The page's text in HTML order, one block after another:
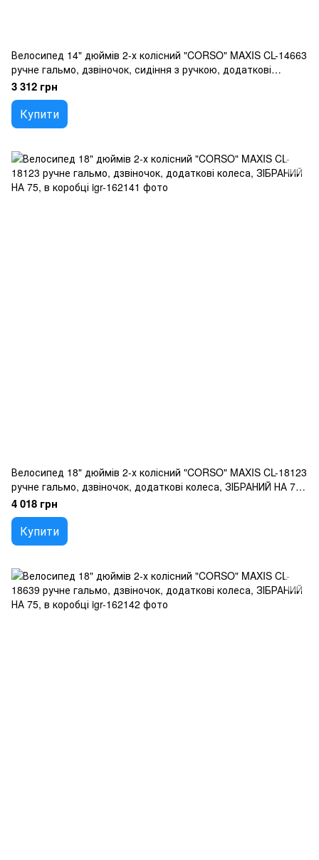
Велосипед 14" дюймів 2-х колісний "CORSO" MAXIS CL-14663
ручне гальмо, дзвіночок, сидіння з ручкою, додаткові
колеса, ЗІБРАНИЙ НА 75, в коробці
3 312 грн
Купити
Велосипед 18" дюймів 2-х колісний "CORSO" MAXIS CL-18123
ручне гальмо, дзвіночок, додаткові колеса, ЗІБРАНИЙ НА 75,
в коробці
4 018 грн
Купити